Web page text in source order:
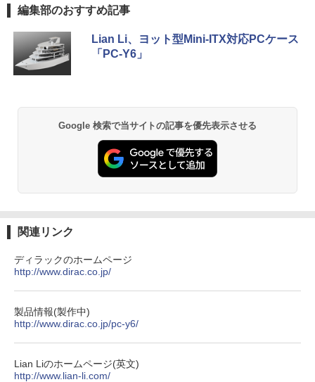
￥23,900
5
【マラソンP5倍/10%オフクーポン】【ワ
B/512GB 13.3インチ Windows11 Pro 送
料無料 保証付き
(7765)
￥17,480
-KA76J1 16Z90Q-KA79J 16Z90Q-KA78
応 40ピン 60Hz WQXGA 2560x1600 IPS
LED LCD 液晶ディスプレイ 修理交換用
液晶パネル
by Amazon 天然水 ラベルレス 500ml ×24本
富士山の天然水 バナジウム含有 水 ミネラル
ウォーター ペットボトル 静岡県産 500ミリリ
ットル (Smart Basic)
【Amazon.co.jp限定】 い・ろ・は・す 2L P
ET ラベルレス ×8本
￥1,001
￥1,653
by Amazon 炭酸水 ラベルレス 500ml ×24本
薬屋のひとりごと 17巻 (デジタル版ビッグガ
ンガンコミックス)
￥770
エース)
￥832
コミックスDIGITAL)
スーパーの裏でヤニ吸うふたり 9巻 (デジタル
ONE PIECE モノクロ版 115 (ジャンプコミッ
クスDIGITAL)
編集部のおすすめ記事
Lian Li、ヨット型Mini-ITX対応PCケース
「PC-Y6」
Google 検索で当サイトの記事を優先表示させる
関連リンク
ディラックのホームページ
http://www.dirac.co.jp/
製品情報(製作中)
http://www.dirac.co.jp/pc-y6/
Lian Liのホームページ(英文)
http://www.lian-li.com/